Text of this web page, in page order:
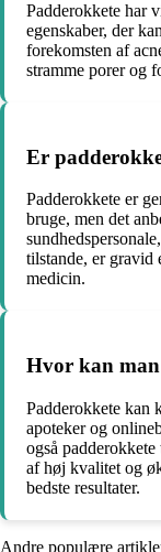
Padderokkete har
egenskaber, der
forekomsten af
stramme porer og
Er
Padderokkete er
bruge, men det
tilstande, er gravid
medicin.
Hvor kan
Padderokkete kan
apoteker og
også
af høj kvalitet og
bedste resultater.
Andre populære